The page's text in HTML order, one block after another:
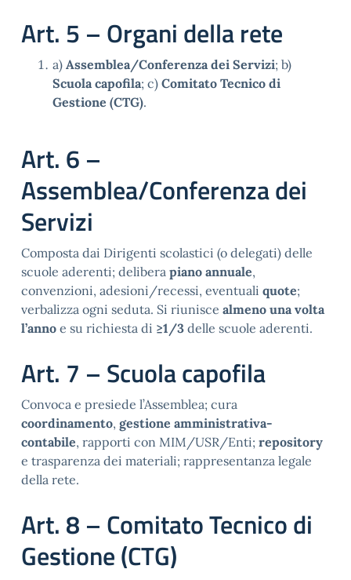
Art. 5 – Organi della rete
a) Assemblea/Conferenza dei Servizi; b)
Scuola capofila; c) Comitato Tecnico di
Gestione (CTG).
Art. 6 –
Assemblea/Conferenza dei
Servizi
Composta dai Dirigenti scolastici (o delegati) delle
scuole aderenti; delibera piano annuale,
convenzioni, adesioni/recessi, eventuali quote;
verbalizza ogni seduta. Si riunisce almeno una volta
l’anno e su richiesta di ≥1/3 delle scuole aderenti.
Art. 7 – Scuola capofila
Convoca e presiede l’Assemblea; cura
coordinamento, gestione amministrativa-
contabile, rapporti con MIM/USR/Enti; repository
e trasparenza dei materiali; rappresentanza legale
della rete.
Art. 8 – Comitato Tecnico di
Gestione (CTG)